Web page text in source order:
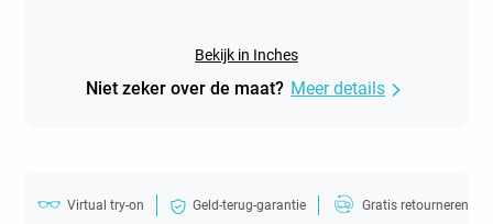
Bekijk in Inches
Niet zeker over de maat? Meer details
Virtual try-on Geld-terug-garantie Gratis retourneren